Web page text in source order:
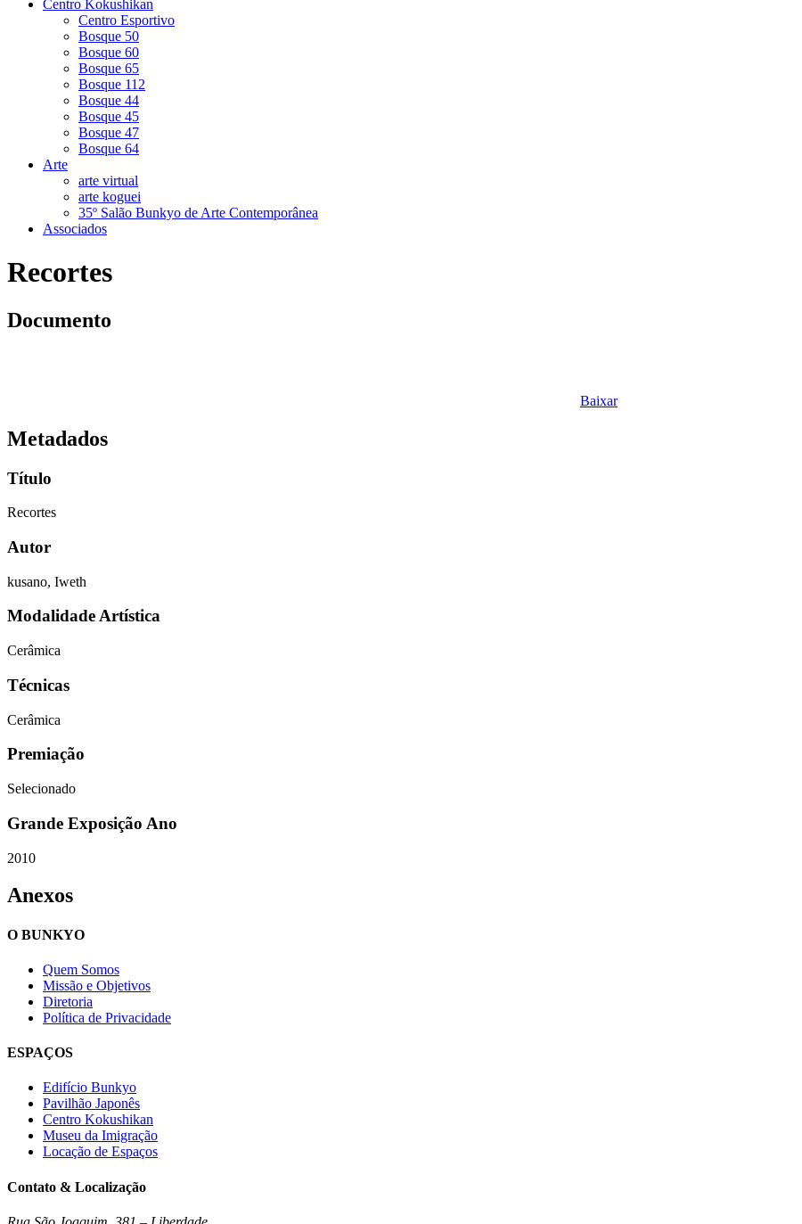
Centro Kokushikan
Centro Esportivo
Bosque 50
Bosque 60
Bosque 65
Bosque 112
Bosque 44
Bosque 45
Bosque 47
Bosque 64
Arte
arte virtual
arte koguei
35º Salão Bunkyo de Arte Contemporânea
Associados
Recortes
Documento
Baixar
Metadados
Título
Recortes
Autor
kusano, Iweth
Modalidade Artística
Cerâmica
Técnicas
Cerâmica
Premiação
Selecionado
Grande Exposição Ano
2010
Anexos
O BUNKYO
Quem Somos
Missão e Objetivos
Diretoria
Política de Privacidade
ESPAÇOS
Edifício Bunkyo
Pavilhão Japonês
Centro Kokushikan
Museu da Imigração
Locação de Espaços
Contato & Localização